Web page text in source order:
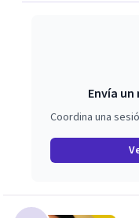
Envía
Coordina una